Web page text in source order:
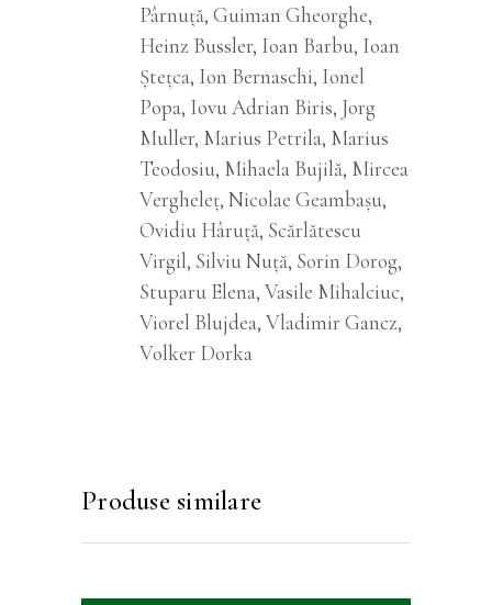
Pârnuţă, Guiman Gheorghe,
Heinz Bussler, Ioan Barbu, Ioan
Ștețca, Ion Bernaschi, Ionel
Popa, Iovu Adrian Biris, Jorg
Muller, Marius Petrila, Marius
Teodosiu, Mihaela Bujilă, Mircea
Vergheleț, Nicolae Geambașu,
Ovidiu Hâruță, Scărlătescu
Virgil, Silviu Nuță, Sorin Dorog,
Stuparu Elena, Vasile Mihalciuc,
Viorel Blujdea, Vladimir Gancz,
Volker Dorka
Produse similare